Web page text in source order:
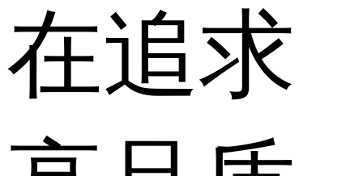
​在追求